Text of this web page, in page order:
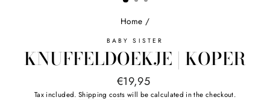
Home /
BABY SISTER
KNUFFELDOEKJE | KOPER
Normal
price
€19,95
Tax included. Shipping costs will be calculated in the checkout.